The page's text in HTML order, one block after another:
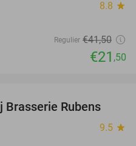
8.8 star
Regulier €41,50
€21 ,50
42%
Brasserie Rubens
9.5 star